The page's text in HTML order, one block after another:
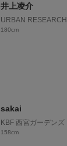
井上凌介
URBAN
180cm
sakai
KBF 西宮ガーデンズ
158cm